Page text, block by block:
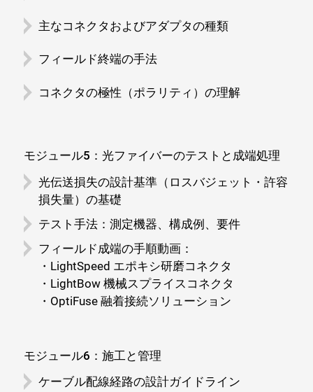
主なコネクタおよびアダプタの種類
フィールド終端の手法
コネクタの極性（ポラリティ）の理解
モジュール5：光ファイバーのテストと成端処理
光伝送損失の設計基準（ロスバジェット・許容
損失量）の基礎
テスト手法：測定機器、構成例、要件
フィールド成端の手順動画：
・LightSpeed エポキシ研磨コネクタ
・LightBow 機械スプライスコネクタ
・OptiFuse 融着接続ソリューション
モジュール6：施工と管理
ケーブル配線経路の設計ガイドライン